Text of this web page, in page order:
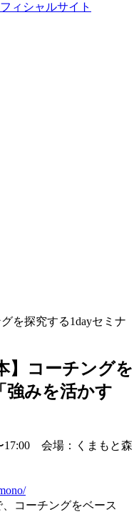
を探究する1dayセミナ
】コーチングを
強みを活かす
17:00 会場：くまもと森
コーチングをベース